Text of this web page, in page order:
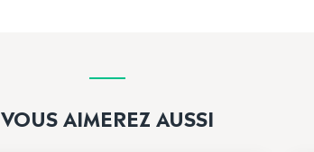
VOUS AIMEREZ AUSSI